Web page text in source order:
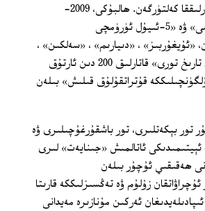
گۈللىنىش مەنزىرىسىنى بارلىققا كەلتۈرگەن. ھالبۇكى، 2009-
يىلىدىكى «شاۋگۈەن ۋەقەسى» ۋە «5-ئىيۇل ئۈرۈمچى
«ئۇيغۇربىز» ، «دىيارىم» ، «سەلكىن» ،
«ئالتۇن تارىم» ، «ئورخۇن تارىخ تورى» قاتارلىق 200 دىن ئارتۇق
قۇتراتقۇلۇق قىلىش» بىلەن
تور بېكەتلىرى، تور باشقۇرغۇچىلىرى ۋە
ئېيتىمىدىكى ئاتالمىش «جىنايەت» لىرى
ھەقىقىي ئۇچۇر بىلەن
زۇلۇم ۋە تەڭسىزلىككە قارىتا
ئەركىن مۇنازىرە مەيدانى